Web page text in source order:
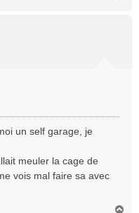
un self garage, je
meuler la cage de
vois mal faire sa avec